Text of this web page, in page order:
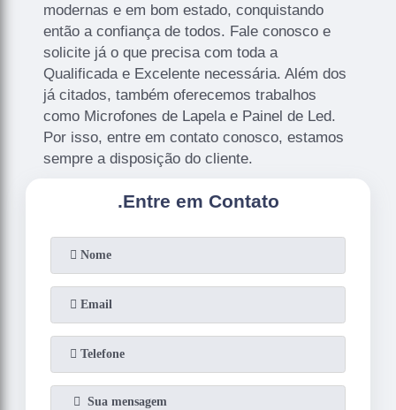
modernas e em bom estado, conquistando
então a confiança de todos. Fale conosco e
solicite já o que precisa com toda a
Qualificada e Excelente necessária. Além dos
já citados, também oferecemos trabalhos
como Microfones de Lapela e Painel de Led.
Por isso, entre em contato conosco, estamos
sempre a disposição do cliente.
.Entre em Contato